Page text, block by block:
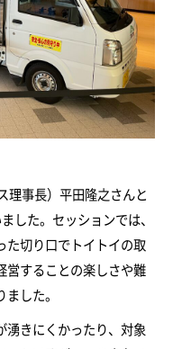
理事長）平田隆之さんと
した。セッションでは、
た切り口でトイトイの取
営することの楽しさや難
した。
湧きにくかったり、対象